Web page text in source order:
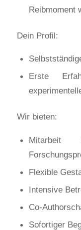
Reibmoment
Dein Profil:
Erste
Wir bieten:
Mitarbeit
Flexible
Intensive
Co-
Sofortiger